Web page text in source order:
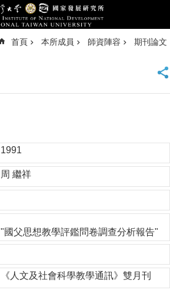
首頁 本所成員 師資陣容 期刊論文
1991
周 繼祥
"國父思想教學評鑑問卷調查分析報告"
《人文及社會科學教學通訊》雙月刊